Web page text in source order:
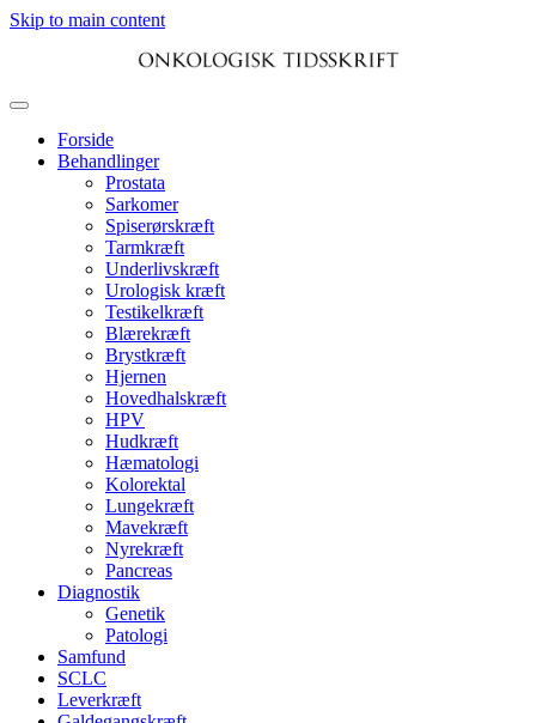
Skip to main content
Forside
Behandlinger
Prostata
Sarkomer
Spiserørskræft
Tarmkræft
Underlivskræft
Urologisk kræft
Testikelkræft
Blærekræft
Brystkræft
Hjernen
Hovedhalskræft
HPV
Hudkræft
Hæmatologi
Kolorektal
Lungekræft
Mavekræft
Nyrekræft
Pancreas
Diagnostik
Genetik
Patologi
Samfund
SCLC
Leverkræft